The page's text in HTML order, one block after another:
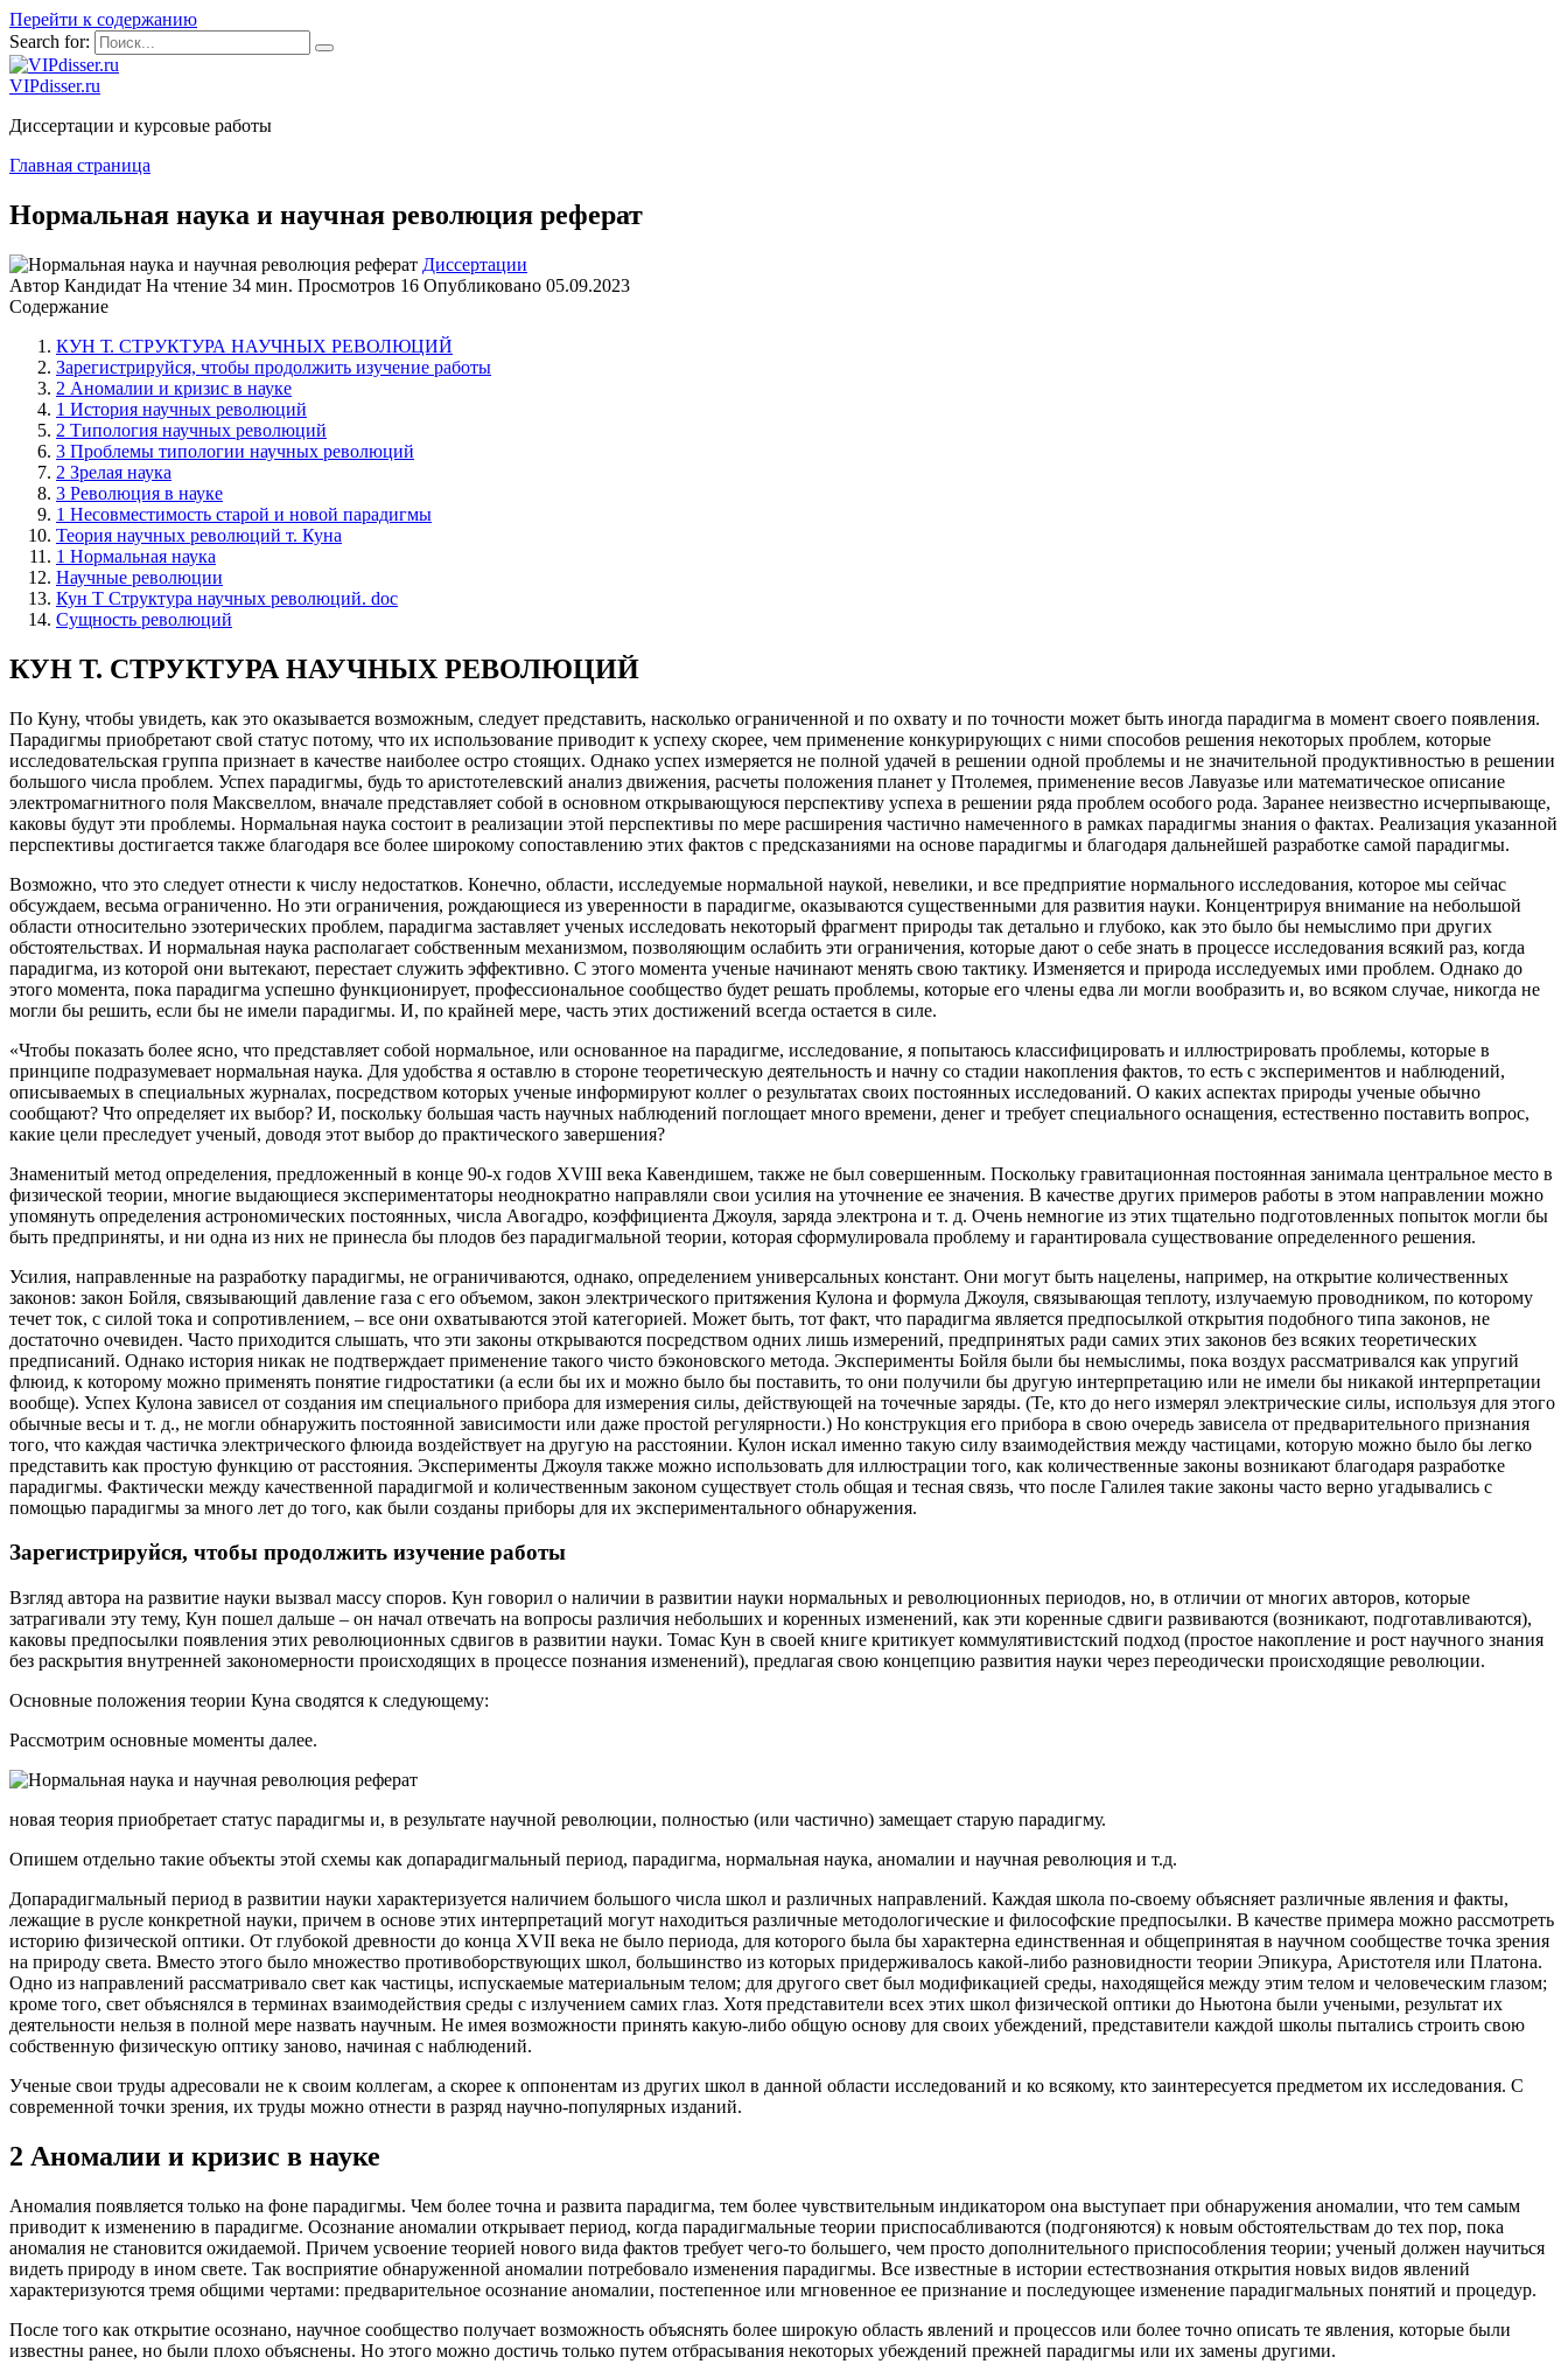
Перейти к содержанию
Search for:
VIPdisser.ru
Диссертации и курсовые работы
Главная страница
Нормальная наука и научная революция реферат
Диссертации
Автор Кандидат На чтение 34 мин. Просмотров 16 Опубликовано 05.09.2023
Содержание
КУН Т. СТРУКТУРА НАУЧНЫХ РЕВОЛЮЦИЙ
Зарегистрируйся, чтобы продолжить изучение работы
2 Аномалии и кризис в науке
1 История научных революций
2 Типология научных революций
3 Проблемы типологии научных революций
2 Зрелая наука
3 Революция в науке
1 Несовместимость старой и новой парадигмы
Теория научных революций т. Куна
1 Нормальная наука
Научные революции
Кун Т Структура научных революций. doc
Сущность революций
КУН Т. СТРУКТУРА НАУЧНЫХ РЕВОЛЮЦИЙ
По Куну, чтобы увидеть, как это оказывается возможным, следует представить, насколько ограниченной и по охвату и по точности может быть иногда парадигма в момент своего появления.
Парадигмы приобретают свой статус потому, что их использование приводит к успеху скорее, чем применение конкурирующих с ними способов решения некоторых проблем, которые
исследовательская группа признает в качестве наиболее остро стоящих. Однако успех измеряется не полной удачей в решении одной проблемы и не значительной продуктивностью в решении
большого числа проблем. Успех парадигмы, будь то аристотелевский анализ движения, расчеты положения планет у Птолемея, применение весов Лавуазье или математическое описание
электромагнитного поля Максвеллом, вначале представляет собой в основном открывающуюся перспективу успеха в решении ряда проблем особого рода. Заранее неизвестно исчерпывающе,
каковы будут эти проблемы. Нормальная наука состоит в реализации этой перспективы по мере расширения частично намеченного в рамках парадигмы знания о фактах. Реализация указанной
перспективы достигается также благодаря все более широкому сопоставлению этих фактов с предсказаниями на основе парадигмы и благодаря дальнейшей разработке самой парадигмы.
Возможно, что это следует отнести к числу недостатков. Конечно, области, исследуемые нормальной наукой, невелики, и все предприятие нормального исследования, которое мы сейчас
обсуждаем, весьма ограниченно. Но эти ограничения, рождающиеся из уверенности в парадигме, оказываются существенными для развития науки. Концентрируя внимание на небольшой
области относительно эзотерических проблем, парадигма заставляет ученых исследовать некоторый фрагмент природы так детально и глубоко, как это было бы немыслимо при других
обстоятельствах. И нормальная наука располагает собственным механизмом, позволяющим ослабить эти ограничения, которые дают о себе знать в процессе исследования всякий раз, когда
парадигма, из которой они вытекают, перестает служить эффективно. С этого момента ученые начинают менять свою тактику. Изменяется и природа исследуемых ими проблем. Однако до
этого момента, пока парадигма успешно функционирует, профессиональное сообщество будет решать проблемы, которые его члены едва ли могли вообразить и, во всяком случае, никогда не
могли бы решить, если бы не имели парадигмы. И, по крайней мере, часть этих достижений всегда остается в силе.
«Чтобы показать более ясно, что представляет собой нормальное, или основанное на парадигме, исследование, я попытаюсь классифицировать и иллюстрировать проблемы, которые в
принципе подразумевает нормальная наука. Для удобства я оставлю в стороне теоретическую деятельность и начну со стадии накопления фактов, то есть с экспериментов и наблюдений,
описываемых в специальных журналах, посредством которых ученые информируют коллег о результатах своих постоянных исследований. О каких аспектах природы ученые обычно
сообщают? Что определяет их выбор? И, поскольку большая часть научных наблюдений поглощает много времени, денег и требует специального оснащения, естественно поставить вопрос,
какие цели преследует ученый, доводя этот выбор до практического завершения?
Знаменитый метод определения, предложенный в конце 90-х годов XVIII века Кавендишем, также не был совершенным. Поскольку гравитационная постоянная занимала центральное место в
физической теории, многие выдающиеся экспериментаторы неоднократно направляли свои усилия на уточнение ее значения. В качестве других примеров работы в этом направлении можно
упомянуть определения астрономических постоянных, числа Авогадро, коэффициента Джоуля, заряда электрона и т. д. Очень немногие из этих тщательно подготовленных попыток могли бы
быть предприняты, и ни одна из них не принесла бы плодов без парадигмальной теории, которая сформулировала проблему и гарантировала существование определенного решения.
Усилия, направленные на разработку парадигмы, не ограничиваются, однако, определением универсальных констант. Они могут быть нацелены, например, на открытие количественных
законов: закон Бойля, связывающий давление газа с его объемом, закон электрического притяжения Кулона и формула Джоуля, связывающая теплоту, излучаемую проводником, по которому
течет ток, с силой тока и сопротивлением, – все они охватываются этой категорией. Может быть, тот факт, что парадигма является предпосылкой открытия подобного типа законов, не
достаточно очевиден. Часто приходится слышать, что эти законы открываются посредством одних лишь измерений, предпринятых ради самих этих законов без всяких теоретических
предписаний. Однако история никак не подтверждает применение такого чисто бэконовского метода. Эксперименты Бойля были бы немыслимы, пока воздух рассматривался как упругий
флюид, к которому можно применять понятие гидростатики (а если бы их и можно было бы поставить, то они получили бы другую интерпретацию или не имели бы никакой интерпретации
вообще). Успех Кулона зависел от создания им специального прибора для измерения силы, действующей на точечные заряды. (Те, кто до него измерял электрические силы, используя для этого
обычные весы и т. д., не могли обнаружить постоянной зависимости или даже простой регулярности.) Но конструкция его прибора в свою очередь зависела от предварительного признания
того, что каждая частичка электрического флюида воздействует на другую на расстоянии. Кулон искал именно такую силу взаимодействия между частицами, которую можно было бы легко
представить как простую функцию от расстояния. Эксперименты Джоуля также можно использовать для иллюстрации того, как количественные законы возникают благодаря разработке
парадигмы. Фактически между качественной парадигмой и количественным законом существует столь общая и тесная связь, что после Галилея такие законы часто верно угадывались с
помощью парадигмы за много лет до того, как были созданы приборы для их экспериментального обнаружения.
Зарегистрируйся, чтобы продолжить изучение работы
Взгляд автора на развитие науки вызвал массу споров. Кун говорил о наличии в развитии науки нормальных и революционных периодов, но, в отличии от многих авторов, которые
затрагивали эту тему, Кун пошел дальше – он начал отвечать на вопросы различия небольших и коренных изменений, как эти коренные сдвиги развиваются (возникают, подготавливаются),
каковы предпосылки появления этих революционных сдвигов в развитии науки. Томас Кун в своей книге критикует коммулятивистский подход (простое накопление и рост научного знания
без раскрытия внутренней закономерности происходящих в процессе познания изменений), предлагая свою концепцию развития науки через переодически происходящие революции.
Основные положения теории Куна сводятся к следующему:
Рассмотрим основные моменты далее.
новая теория приобретает статус парадигмы и, в результате научной революции, полностью (или частично) замещает старую парадигму.
Опишем отдельно такие объекты этой схемы как допарадигмальный период, парадигма, нормальная наука, аномалии и научная революция и т.д.
Допарадигмальный период в развитии науки характеризуется наличием большого числа школ и различных направлений. Каждая школа по-своему объясняет различные явления и факты,
лежащие в русле конкретной науки, причем в основе этих интерпретаций могут находиться различные методологические и философские предпосылки. В качестве примера можно рассмотреть
историю физической оптики. От глубокой древности до конца XVII века не было периода, для которого была бы характерна единственная и общепринятая в научном сообществе точка зрения
на природу света. Вместо этого было множество противоборствующих школ, большинство из которых придерживалось какой-либо разновидности теории Эпикура, Аристотеля или Платона.
Одно из направлений рассматривало свет как частицы, испускаемые материальным телом; для другого свет был модификацией среды, находящейся между этим телом и человеческим глазом;
кроме того, свет объяснялся в терминах взаимодействия среды с излучением самих глаз. Хотя представители всех этих школ физической оптики до Ньютона были учеными, результат их
деятельности нельзя в полной мере назвать научным. Не имея возможности принять какую-либо общую основу для своих убеждений, представители каждой школы пытались строить свою
собственную физическую оптику заново, начиная с наблюдений.
Ученые свои труды адресовали не к своим коллегам, а скорее к оппонентам из других школ в данной области исследований и ко всякому, кто заинтересуется предметом их исследования. С
современной точки зрения, их труды можно отнести в разряд научно-популярных изданий.
2 Аномалии и кризис в науке
Аномалия появляется только на фоне парадигмы. Чем более точна и развита парадигма, тем более чувствительным индикатором она выступает при обнаружения аномалии, что тем самым
приводит к изменению в парадигме. Осознание аномалии открывает период, когда парадигмальные теории приспосабливаются (подгоняются) к новым обстоятельствам до тех пор, пока
аномалия не становится ожидаемой. Причем усвоение теорией нового вида фактов требует чего-то большего, чем просто дополнительного приспособления теории; ученый должен научиться
видеть природу в ином свете. Так восприятие обнаруженной аномалии потребовало изменения парадигмы. Все известные в истории естествознания открытия новых видов явлений
характеризуются тремя общими чертами: предварительное осознание аномалии, постепенное или мгновенное ее признание и последующее изменение парадигмальных понятий и процедур.
После того как открытие осознано, научное сообщество получает возможность объяснять более широкую область явлений и процессов или более точно описать те явления, которые были
известны ранее, но были плохо объяснены. Но этого можно достичь только путем отбрасывания некоторых убеждений прежней парадигмы или их замены другими.